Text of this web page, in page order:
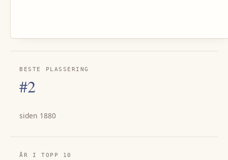
BESTE PLASSERING
#2
siden 1880
ÅR I TOPP 10